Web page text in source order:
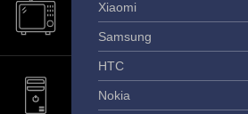
Xiaomi
Samsung
HTC
Nokia